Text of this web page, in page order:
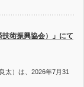
術振興協会）」にて
太）は、2026年7月31